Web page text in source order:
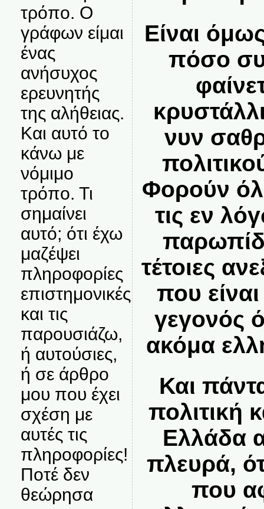
τρόπο. Ο
γράφων είμαι
ένας
ανήσυχος
ερευνητής
της αλήθειας.
Και αυτό το
κάνω με
νόμιμο
τρόπο. Τι
σημαίνει
αυτό; ότι έχω
μαζέψει
πληροφορίες
επιστημονικές
και τις
παρουσιάζω,
ή αυτούσιες,
ή σε άρθρο
μου που έχει
σχέση με
αυτές τις
πληροφορίες!
Ποτέ δεν
θεώρησα
Είναι
πόσο
νυν
Φορούν
τις εν
τέτοιες
που
γεγονός
ακόμα
Και
πολιτική
Ελλάδα
πλευρά,
που